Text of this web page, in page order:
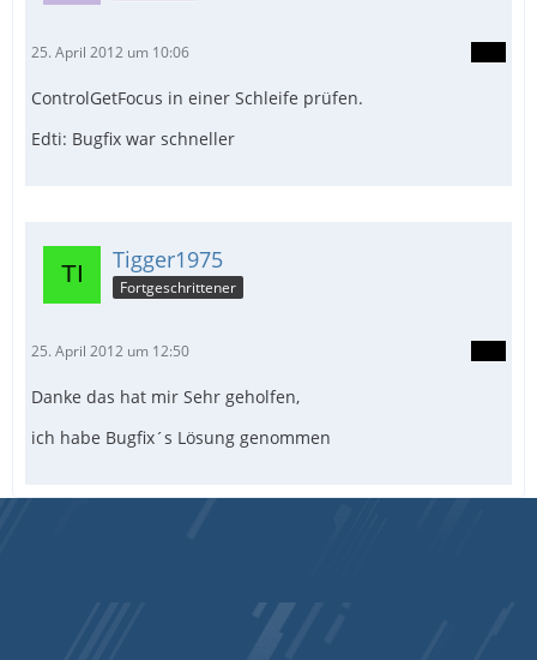
25. April 2012 um 10:06
ControlGetFocus in einer Schleife prüfen.
Edti: Bugfix war schneller
Tigger1975
Fortgeschrittener
25. April 2012 um 12:50
Danke das hat mir Sehr geholfen,
ich habe Bugfix´s Lösung genommen